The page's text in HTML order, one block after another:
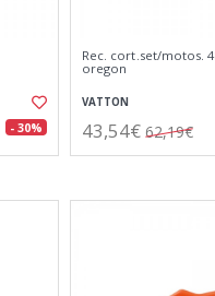
- 30%
Rec. cort.set/motos.
oregon
VATTON
43,54€ 62,19€